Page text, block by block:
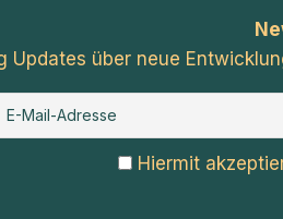
Updates über neue
Hiermit